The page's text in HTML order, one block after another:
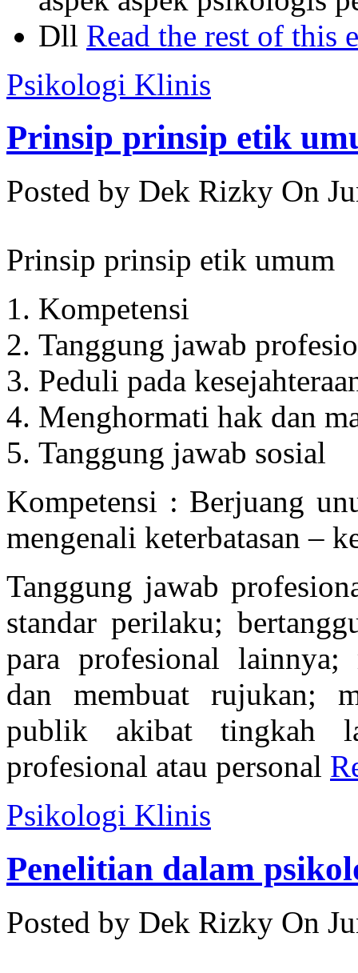
Dll Read the rest of this
Psikologi Klinis
Prinsip prinsip etik
Posted by Dek Rizky On
Prinsip prinsip etik umum
Kompetensi
Tanggung jawab
Peduli pada
Menghormati hak dan
Tanggung jawab sosial
Kompetensi : Berjuang
mengenali keterbatasan –
Tanggung jawab
standar perilaku;
para profesional lainnya;
dan membuat rujukan;
publik akibat tingkah
profesional atau personal
Psikologi Klinis
Penelitian dalam
Posted by Dek Rizky On